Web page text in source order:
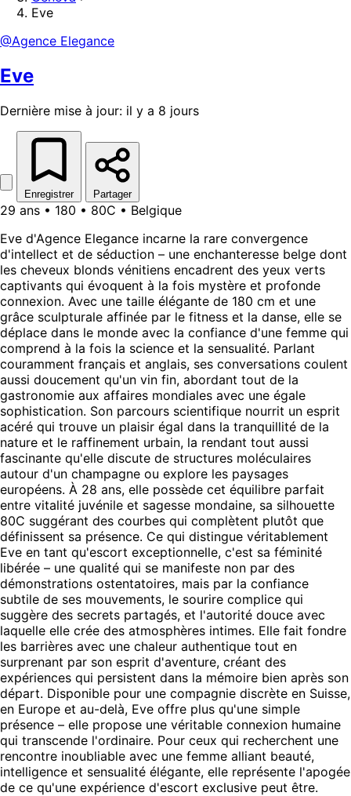
Eve
@Agence Elegance
Eve
Dernière mise à jour: il y a 8 jours
Enregistrer Partager
29 ans • 180 • 80C • Belgique
Eve d'Agence Elegance incarne la rare convergence
d'intellect et de séduction – une enchanteresse belge dont
les cheveux blonds vénitiens encadrent des yeux verts
captivants qui évoquent à la fois mystère et profonde
connexion. Avec une taille élégante de 180 cm et une
grâce sculpturale affinée par le fitness et la danse, elle se
déplace dans le monde avec la confiance d'une femme qui
comprend à la fois la science et la sensualité. Parlant
couramment français et anglais, ses conversations coulent
aussi doucement qu'un vin fin, abordant tout de la
gastronomie aux affaires mondiales avec une égale
sophistication. Son parcours scientifique nourrit un esprit
acéré qui trouve un plaisir égal dans la tranquillité de la
nature et le raffinement urbain, la rendant tout aussi
fascinante qu'elle discute de structures moléculaires
autour d'un champagne ou explore les paysages
européens. À 28 ans, elle possède cet équilibre parfait
entre vitalité juvénile et sagesse mondaine, sa silhouette
80C suggérant des courbes qui complètent plutôt que
définissent sa présence. Ce qui distingue véritablement
Eve en tant qu'escort exceptionnelle, c'est sa féminité
libérée – une qualité qui se manifeste non par des
démonstrations ostentatoires, mais par la confiance
subtile de ses mouvements, le sourire complice qui
suggère des secrets partagés, et l'autorité douce avec
laquelle elle crée des atmosphères intimes. Elle fait fondre
les barrières avec une chaleur authentique tout en
surprenant par son esprit d'aventure, créant des
expériences qui persistent dans la mémoire bien après son
départ. Disponible pour une compagnie discrète en Suisse,
en Europe et au-delà, Eve offre plus qu'une simple
présence – elle propose une véritable connexion humaine
qui transcende l'ordinaire. Pour ceux qui recherchent une
rencontre inoubliable avec une femme alliant beauté,
intelligence et sensualité élégante, elle représente l'apogée
de ce qu'une expérience d'escort exclusive peut être.